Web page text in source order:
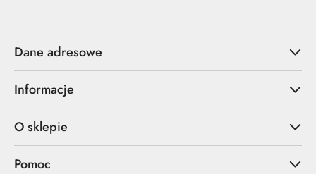
Dane adresowe
Informacje
O sklepie
Pomoc